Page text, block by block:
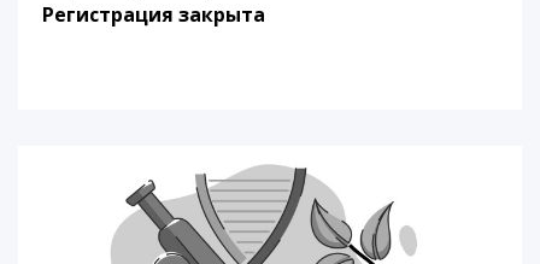
Регистрация закрыта